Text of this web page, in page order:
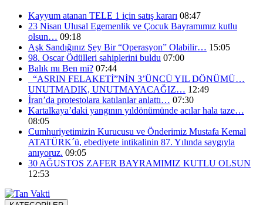
Kayyum atanan TELE 1 için satış kararı 08:47
23 Nisan Ulusal Egemenlik ve Çocuk Bayramımız kutlu
olsun… 09:18
Aşk Sandığınız Şey Bir “Operasyon” Olabilir… 15:05
98. Oscar Ödülleri sahiplerini buldu 07:00
Balık mı Ben mi? 07:44
“ASRIN FELAKETİ”NİN 3’ÜNCÜ YIL DÖNÜMÜ…
UNUTMADIK, UNUTMAYACAĞIZ… 12:49
İran’da protestolara katılanlar anlattı… 07:30
Kartalkaya’daki yangının yıldönümünde acılar hala taze…
08:05
Cumhuriyetimizin Kurucusu ve Önderimiz Mustafa Kemal
ATATÜRK´ü, ebediyete intikalinin 87. Yılında saygıyla
anıyoruz. 09:05
30 AĞUSTOS ZAFER BAYRAMIMIZ KUTLU OLSUN
12:53